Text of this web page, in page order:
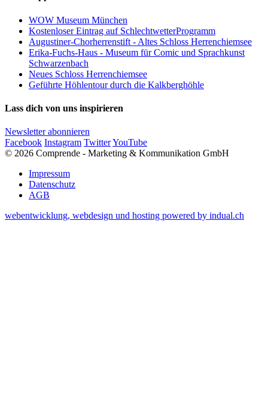
WOW Museum München
Kostenloser Eintrag auf SchlechtwetterProgramm
Augustiner-Chorherrenstift - Altes Schloss Herrenchiemsee
Erika-Fuchs-Haus - Museum für Comic und Sprachkunst
Schwarzenbach
Neues Schloss Herrenchiemsee
Geführte Höhlentour durch die Kalkberghöhle
Lass dich von uns inspirieren
Newsletter abonnieren
Facebook Instagram TwitterYouTube
© 2026 Comprende - Marketing & Kommunikation GmbH
Impressum
Datenschutz
AGB
webentwicklung, webdesign und hosting powered by indual.ch